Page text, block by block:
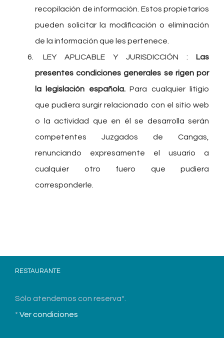
recopilación de información. Estos propietarios
pueden solicitar la modificación o eliminación
de la información que les pertenece.
LEY APLICABLE Y JURISDICCIÓN : Las
presentes condiciones generales se rigen por
la legislación española.Para cualquier litigio
que pudiera surgir relacionado con el sitio web
o la actividad que en él se desarrolla serán
competentes Juzgados de Cangas,
renunciando expresamente el usuario a
cualquier otro fuero que pudiera
corresponderle.
RESTAURANTE
Sólo atendemos con reserva*.
* Ver condiciones